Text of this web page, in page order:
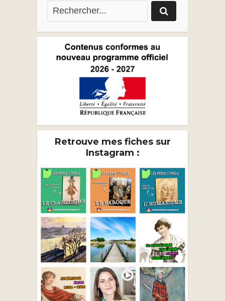
Retrouve mes fiches sur
Instagram :